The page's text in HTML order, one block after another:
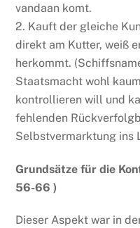
vandaan komt.
2. Kauft der gleiche
direkt am Kutter, weiß
herkommt.
Staatsmacht wohl
kontrollieren will und
fehlenden
Selbstvermarktung ins
Grundsätze für die
56-66 )
Dieser Aspekt war in